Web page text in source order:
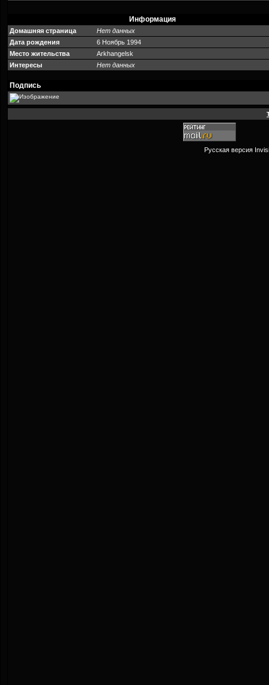
Информация
Домашняя страница
Нет данных
Дата рождения
6 Ноябрь 1994
Место жительства
Arkhangelsk
Интересы
Нет данных
Подпись
Русская версия